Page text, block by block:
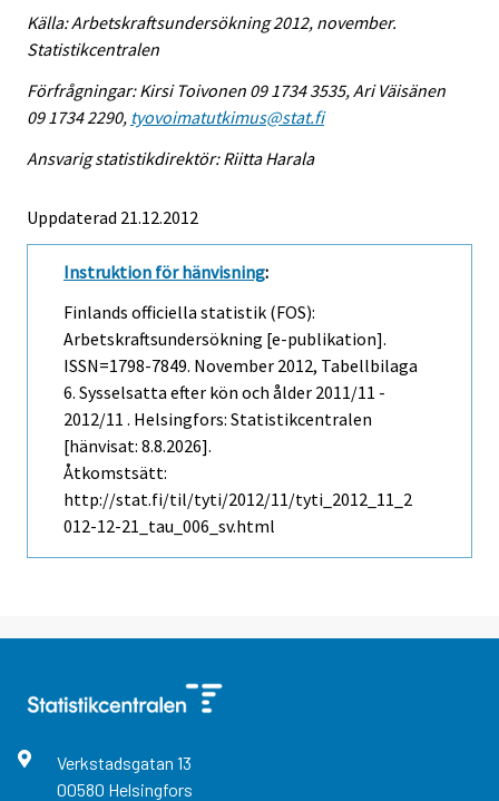
Källa: Arbetskraftsundersökning 2012, november.
Statistikcentralen
Förfrågningar: Kirsi Toivonen 09 1734 3535, Ari Väisänen
09 1734 2290, tyovoimatutkimus@stat.fi
Ansvarig statistikdirektör: Riitta Harala
Uppdaterad 21.12.2012
Instruktion för hänvisning:
Finlands officiella statistik (FOS):
Arbetskraftsundersökning [e-publikation].
ISSN=1798-7849. November 2012, Tabellbilaga
6. Sysselsatta efter kön och ålder 2011/11 -
2012/11 . Helsingfors: Statistikcentralen
[hänvisat: 8.8.2026].
Åtkomstsätt:
http://stat.fi/til/tyti/2012/11/tyti_2012_11_2
012-12-21_tau_006_sv.html
Verkstadsgatan 13
00580 Helsingfors